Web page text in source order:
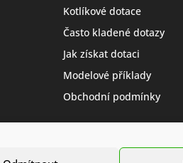
Kotlíkové dotace
Často kladené dotazy
Jak získat dotaci
Modelové příklady
Obchodní podmínky